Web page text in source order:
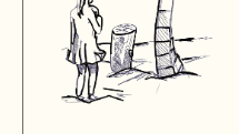
РЕСТОРАН
РУССКОЙ КУХНИ